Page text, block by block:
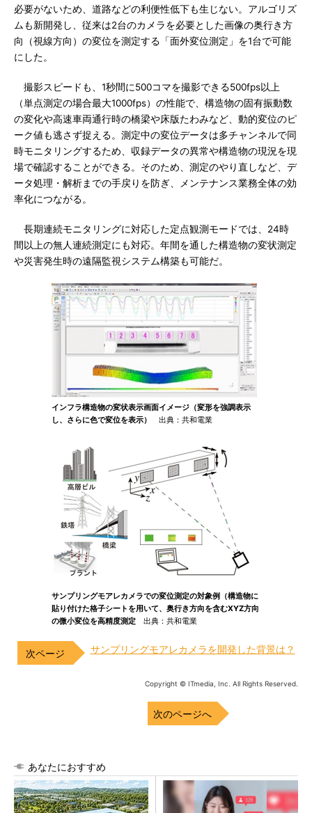
必要がないため、道路などの利便性低下も生じない。アルゴリズ
ムも新開発し、従来は2台のカメラを必要とした画像の奥行き方
向（視線方向）の変位を測定する「面外変位測定」を1台で可能
にした。
撮影スピードも、1秒間に500コマを撮影できる500fps以上
（単点測定の場合最大1000fps）の性能で、構造物の固有振動数
の変化や高速車両通行時の橋梁や床版たわみなど、動的変位のピ
ーク値も逃さず捉える。測定中の変位データは多チャンネルで同
時モニタリングするため、収録データの異常や構造物の現況を現
場で確認することができる。そのため、測定のやり直しなど、デ
ータ処理・解析までの手戻りを防ぎ、メンテナンス業務全体の効
率化につながる。
長期連続モニタリングに対応した定点観測モードでは、24時
間以上の無人連続測定にも対応。年間を通した構造物の変状測定
や災害発生時の遠隔監視システム構築も可能だ。
インフラ構造物の変状表示画面イメージ（変形を強調表示
し、さらに色で変位を表示）
出典：共和電業
サンプリングモアレカメラでの変位測定の対象例（構造物に
貼り付けた格子シートを用いて、奥行き方向を含むXYZ方向
の微小変位を高精度測定 出典：共和電業
サンプリングモアレカメラを開発した背景は？
Copyright © ITmedia, Inc. All Rights Reserved.
次のページへ
あなたにおすすめ